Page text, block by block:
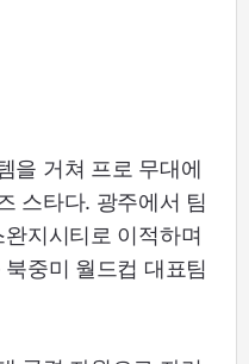
을 거쳐 프로 무대에
스타다. 광주에서 팀
지시티로 이적하며
중미 월드컵 대표팀